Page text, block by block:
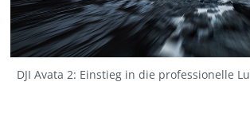
DJI Avata 2: Einstieg in die professionelle